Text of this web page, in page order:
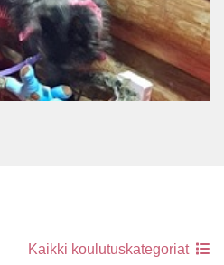
Kaikki koulutuskategoriat